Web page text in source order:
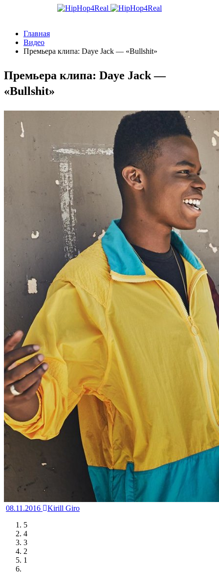
Главная
Видео
Премьера клипа: Daye Jack — «Bullshit»
Премьера клипа: Daye Jack —
«Bullshit»
08.11.2016
Kirill Giro
5
4
3
2
1